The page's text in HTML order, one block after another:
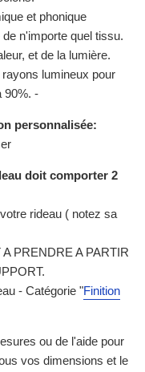
et phonique
n'importe quel tissu.
et de la lumière.
lumineux pour
90%. -
personnalisée:
doit comporter 2
rideau ( notez sa
PRENDRE A PARTIR
- Catégorie "Finition
ou de l'aide pour
vos dimensions et le